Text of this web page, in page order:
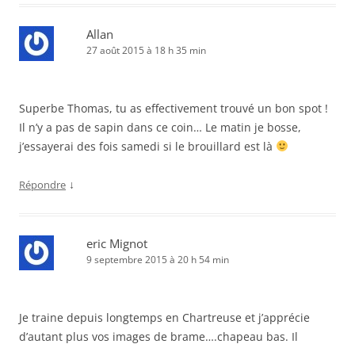
Allan
27 août 2015 à 18 h 35 min
Superbe Thomas, tu as effectivement trouvé un bon spot !
Il n’y a pas de sapin dans ce coin… Le matin je bosse,
j’essayerai des fois samedi si le brouillard est là
Répondre ↓
eric Mignot
9 septembre 2015 à 20 h 54 min
Je traine depuis longtemps en Chartreuse et j’apprécie
d’autant plus vos images de brame….chapeau bas. Il